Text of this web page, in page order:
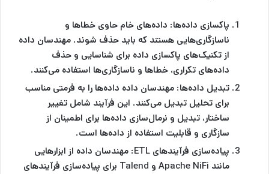
پاکسازی داده‌ها: داده‌های خام حاوی خطاها و
ناسازگاری‌هایی هستند که باید حذف شوند. مهندسان داده
از تکنیک‌های پاکسازی داده برای شناسایی و حذف
داده‌های تکراری، خطاها و ناسازگاری‌ها استفاده می‌کنند.
تبدیل داده‌ها: مهندسان داده داده‌ها را به فرمتی مناسب
برای تحلیل تبدیل می‌کنند. این فرآیند شامل تغییر
ساختار، تبدیل و نرمال‌سازی داده‌ها برای اطمینان از
سازگاری و قابلیت استفاده از داده‌ها است.
پیاده‌سازی فرآیندهای ETL:
مهندسان داده از ابزارهایی
مانند Apache NiFi و Talend برای پیاده‌سازی فرآیندهای